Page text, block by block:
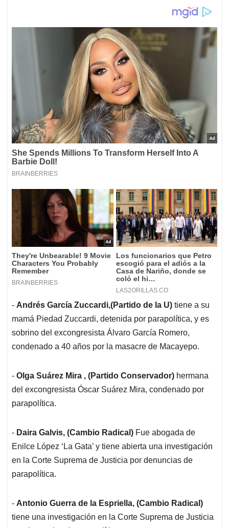
- Andrés García Zuccardi,(Partido de la U) tiene a su
mamá Piedad Zuccardi, detenida por parapolítica, y es
sobrino del excongresista Álvaro García Romero,
condenado a 40 años por la masacre de Macayepo.
- Olga Suárez Mira , (Partido Conservador) hermana
del excongresista Óscar Suárez Mira, condenado por
parapolítica.
- Daira Galvis, (Cambio Radical) Fue abogada de
Enilce López ‘La Gata’ y tiene abierta una investigación
en la Corte Suprema de Justicia por denuncias de
parapolítica.
- Antonio Guerra de la Espriella, (Cambio Radical)
tiene una investigación en la Corte Suprema de Justicia